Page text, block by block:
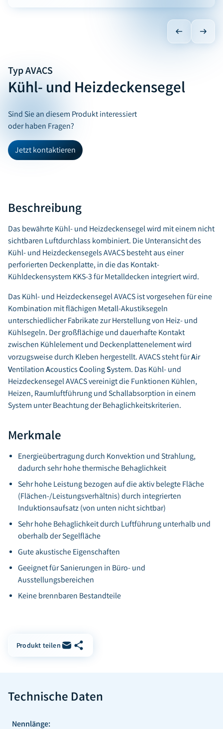
Typ AVACS
Kühl- und Heizdeckensegel
Sind Sie an diesem Produkt interessiert
oder haben Fragen?
Jetzt kontaktieren
Beschreibung
Das bewährte Kühl- und Heizdeckensegel wird mit einem nicht
sichtbaren Luftdurchlass kombiniert. Die Unteransicht des
Kühl- und Heizdeckensegels AVACS besteht aus einer
perforierten Deckenplatte, in die das Kontakt-
Kühldeckensystem KKS-3 für Metalldecken integriert wird.
Das Kühl- und Heizdeckensegel AVACS ist vorgesehen für eine
Kombination mit flächigen Metall-Akustiksegeln
unterschiedlicher Fabrikate zur Herstellung von Heiz- und
Kühlsegeln. Der großflächige und dauerhafte Kontakt
zwischen Kühlelement und Deckenplattenelement wird
vorzugsweise durch Kleben hergestellt. AVACS steht fürAir
Ventilation Acoustics CoolingSystem. Das Kühl- und
Heizdeckensegel AVACS vereinigt die Funktionen Kühlen,
Heizen, Raumluftführung und Schallabsorption in einem
System unter Beachtung der Behaglichkeitskriterien.
Merkmale
Energieübertragung durch Konvektion und Strahlung,
dadurch sehr hohe thermische Behaglichkeit
Sehr hohe Leistung bezogen auf die aktiv belegte Fläche
(Flächen-/Leistungsverhältnis) durch integrierten
Induktionsaufsatz (von unten nicht sichtbar)
Sehr hohe Behaglichkeit durch Luftführung unterhalb und
oberhalb der Segelfläche
Gute akustische Eigenschaften
Geeignet für Sanierungen in Büro- und
Ausstellungsbereichen
Keine brennbaren Bestandteile
Produkt teilenPer E-Mail teilen
Link kopieren
Technische Daten
Nennlänge: